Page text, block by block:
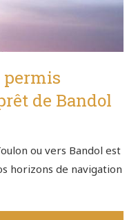
permis
de Bandol
ou vers Bandol est
horizons de navigation